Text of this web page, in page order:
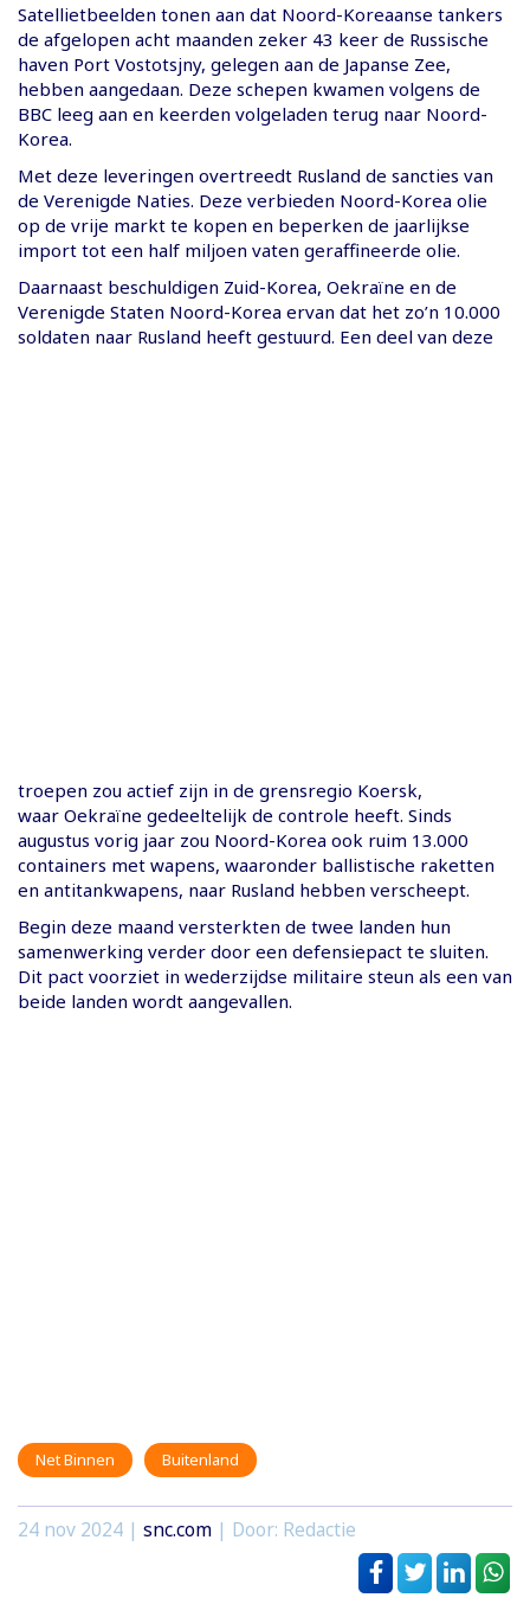
Satellietbeelden tonen aan dat Noord-Koreaanse tankers
de afgelopen acht maanden zeker 43 keer de Russische
haven Port Vostotsjny, gelegen aan de Japanse Zee,
hebben aangedaan. Deze schepen kwamen volgens de
BBC leeg aan en keerden volgeladen terug naar Noord-
Korea.
Met deze leveringen overtreedt Rusland de sancties van
de Verenigde Naties. Deze verbieden Noord-Korea olie
op de vrije markt te kopen en beperken de jaarlijkse
import tot een half miljoen vaten geraffineerde olie.
Daarnaast beschuldigen Zuid-Korea, Oekraïne en de
Verenigde Staten Noord-Korea ervan dat het zo’n 10.000
soldaten naar Rusland heeft gestuurd. Een deel van deze
troepen zou actief zijn in de grensregio Koersk,
waar Oekraïne gedeeltelijk de controle heeft. Sinds
augustus vorig jaar zou Noord-Korea ook ruim 13.000
containers met wapens, waaronder ballistische raketten
en antitankwapens, naar Rusland hebben verscheept.
Begin deze maand versterkten de twee landen hun
samenwerking verder door een defensiepact te sluiten.
Dit pact voorziet in wederzijdse militaire steun als een van
beide landen wordt aangevallen.
Net Binnen Buitenland
24 nov 2024 | snc.com | Door: Redactie